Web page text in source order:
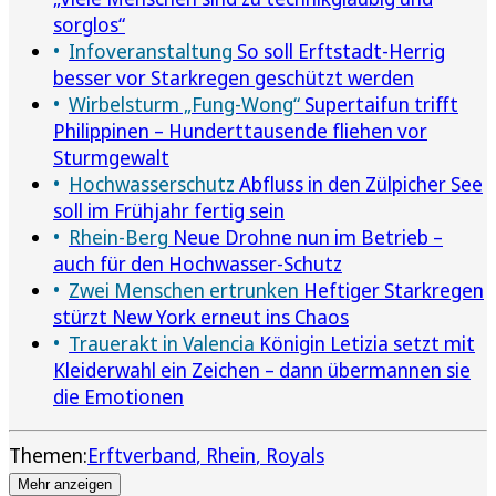
sorglos“
Infoveranstaltung So soll Erftstadt-Herrig
besser vor Starkregen geschützt werden
Wirbelsturm „Fung-Wong“ Supertaifun trifft
Philippinen – Hunderttausende fliehen vor
Sturmgewalt
Hochwasserschutz Abfluss in den Zülpicher See
soll im Frühjahr fertig sein
Rhein-Berg Neue Drohne nun im Betrieb –
auch für den Hochwasser-Schutz
Zwei Menschen ertrunken Heftiger Starkregen
stürzt New York erneut ins Chaos
Trauerakt in Valencia Königin Letizia setzt mit
Kleiderwahl ein Zeichen – dann übermannen sie
die Emotionen
Themen:Erftverband Rhein Royals
Mehr anzeigen